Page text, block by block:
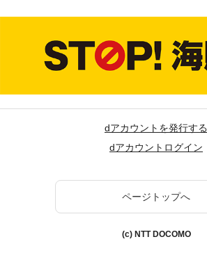
dアカウントを発行する
dアカウントログイン
ページトップへ
(c) NTT DOCOMO